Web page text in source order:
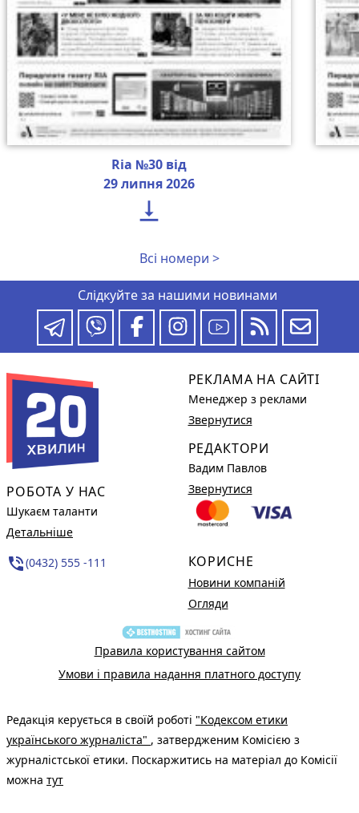
Ria №30 від
29 липня 2026

Всі номери >
Слідкуйте за нашими новинами
РОБОТА У НАС
Шукаєм таланти
Детальніше
phone_in_talk(0432) 555 -111
РЕКЛАМА НА САЙТІ
Менеджер з реклами
Звернутися
РЕДАКТОРИ
Вадим Павлов
Звернутися
КОРИСНЕ
Новини компаній
Огляди
Правила користування сайтом
Умови і правила надання платного доступу
Редакція керується в своїй роботі "Кодексом етики
українського журналіста" , затвердженим Комісією з
журналістської етики. Поскаржитись на матеріал до Комісії
можна тут